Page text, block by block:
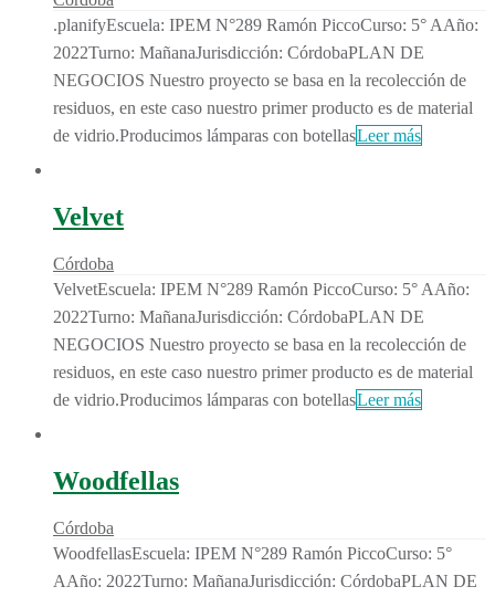
.planifyEscuela: IPEM N°289 Ramón PiccoCurso: 5° AAño:
2022Turno: MañanaJurisdicción: CórdobaPLAN DE
NEGOCIOS Nuestro proyecto se basa en la recolección de
residuos, en este caso nuestro primer producto es de material
de vidrio.Producimos lámparas con botellasLeer más
Velvet
Córdoba
VelvetEscuela: IPEM N°289 Ramón PiccoCurso: 5° AAño:
2022Turno: MañanaJurisdicción: CórdobaPLAN DE
NEGOCIOS Nuestro proyecto se basa en la recolección de
residuos, en este caso nuestro primer producto es de material
de vidrio.Producimos lámparas con botellasLeer más
Woodfellas
Córdoba
WoodfellasEscuela: IPEM N°289 Ramón PiccoCurso: 5°
AAño: 2022Turno: MañanaJurisdicción: CórdobaPLAN DE